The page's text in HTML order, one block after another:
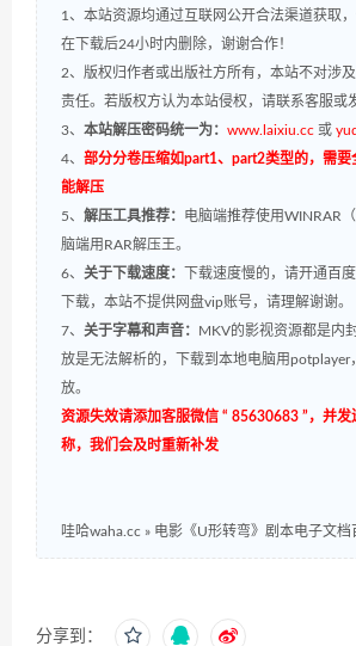
1、本站资源均通过互联网公开合法渠道获取
在下载后24小时内删除，谢谢合作！
2、版权归作者或出版社方所有，本站不对涉
责任。若版权方认为本站侵权，请联系客服或
3、 本站解压密码统一为： www.laixiu.cc 或
4、 部分分卷压缩如part1、part2类型的，需要
能解压
5、 解压工具推荐： 电脑端推荐使用WINRAR
脑端用RAR解压王。
6、 关于下载速度：
下载速度慢的，请开通百
下载，本站不提供网盘vip账号，请理解谢谢。
7、 关于字幕和声音： MKV的影视资源都是内
放是无法解析的，下载到本地电脑用potplayer
放。
资源失效请添加客服微信 “ 85630683 ”，并发
称，我们会及时重新补发
哇哈waha.cc » 电影《U形转弯》剧本电子文档
分享到：